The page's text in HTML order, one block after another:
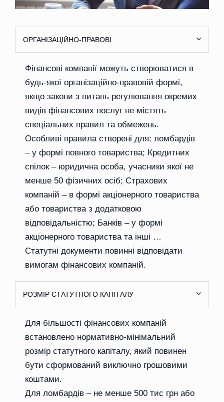
ОРГАНІЗАЦІЙНО-ПРАВОВІ
Фінансові компанії можуть створюватися в
будь-якої організаційно-правовій формі,
якщо закони з питань регулювання окремих
видів фінансових послуг не містять
спеціальних правил та обмежень.
Особливі правила створені для: ломбардів
– у формі повного товариства; Кредитних
спілок – юридична особа, учасники якої не
менше 50 фізичних осіб; Страхових
компаній – в формі акціонерного товариства
або товариства з додатковою
відповідальністю; Банків – у формі
акціонерного товариства та інші …
Статутні документи повинні відповідати
вимогам фінансових компаній.
РОЗМІР СТАТУТНОГО КАПІТАЛУ
Для більшості фінансових компаній
встановлено нормативно-мінімальний
розмір статутного капіталу, який повинен
бути сформований виключно грошовими
коштами.
Для ломбардів – не менше 500 тис грн або